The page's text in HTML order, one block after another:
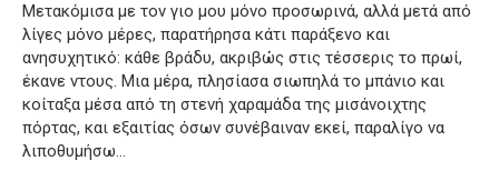
Μετακόμισα με τον γιο μου μόνο προσωρινά, αλλά μετά από
λίγες μόνο μέρες, παρατήρησα κάτι παράξενο και
ανησυχητικό: κάθε βράδυ, ακριβώς στις τέσσερις το πρωί,
έκανε ντους. Μια μέρα, πλησίασα σιωπηλά το μπάνιο και
κοίταξα μέσα από τη στενή χαραμάδα της μισάνοιχτης
πόρτας, και εξαιτίας όσων συνέβαιναν εκεί, παραλίγο να
λιποθυμήσω…